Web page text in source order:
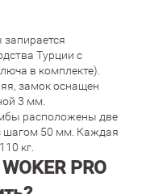
Турции с
в комплекте).
замок оснащен
3 мм.
расположены две
шагом 50 мм. Каждая
кг.
PRO